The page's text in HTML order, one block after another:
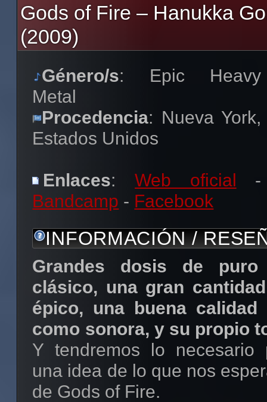
Gods of Fire – Hanukka
(2009)
Género/s: Epic Heavy
Metal
Procedencia: Nueva York,
Estados Unidos
Enlaces:Web oficial -
Bandcamp - Facebook
INFORMACIÓN /
Grandes dosis de puro
clásico, una gran
épico, una buena
como sonora, y su propio
Y tendremos lo necesario
una idea de lo que nos
de Gods of Fire.